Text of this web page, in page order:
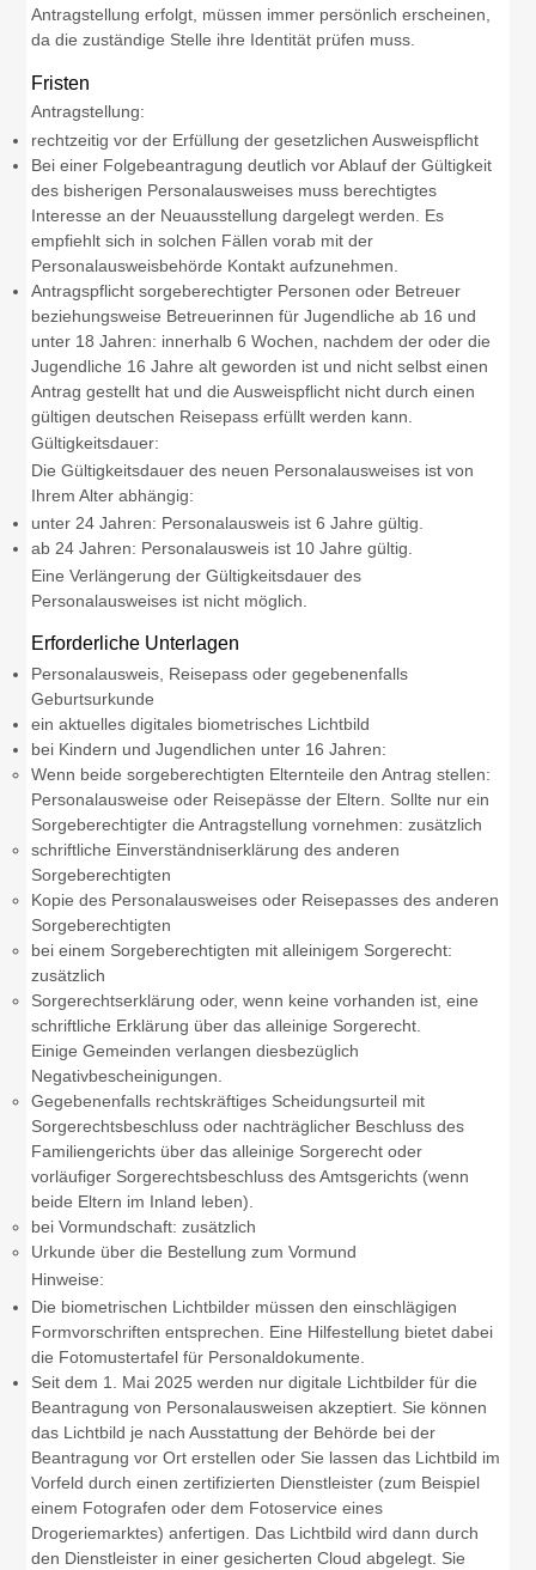
Antragstellung erfolgt, müssen immer persönlich erscheinen,
da die zuständige Stelle ihre Identität prüfen muss.
Fristen
Antragstellung:
rechtzeitig vor der Erfüllung der gesetzlichen Ausweispflicht
Bei einer Folgebeantragung deutlich vor Ablauf der Gültigkeit
des bisherigen Personalausweises muss berechtigtes
Interesse an der Neuausstellung dargelegt werden. Es
empfiehlt sich in solchen Fällen vorab mit der
Personalausweisbehörde Kontakt aufzunehmen.
Antragspflicht sorgeberechtigter Personen oder Betreuer
beziehungsweise Betreuerinnen für Jugendliche ab 16 und
unter 18 Jahren: innerhalb 6 Wochen, nachdem der oder die
Jugendliche 16 Jahre alt geworden ist und nicht selbst einen
Antrag gestellt hat und die Ausweispflicht nicht durch einen
gültigen deutschen Reisepass erfüllt werden kann.
Gültigkeitsdauer:
Die Gültigkeitsdauerdes neuen Personalausweises ist von
Ihrem Alter abhängig:
unter 24 Jahren: Personalausweis ist 6 Jahre gültig.
ab 24 Jahren: Personalausweis ist 10 Jahre gültig.
Eine Verlängerung der Gültigkeitsdauer des
Personalausweises ist nicht möglich.
Erforderliche Unterlagen
Personalausweis, Reisepass odergegebenenfalls
Geburtsurkunde
ein aktuelles digitales biometrisches Lichtbild
bei Kindern und Jugendlichen unter 16 Jahren:
Wenn beide sorgeberechtigten Elternteile den Antrag stellen:
Personalausweise oder Reisepässe der Eltern. Sollte nur ein
Sorgeberechtigter die Antragstellung vornehmen: zusätzlich
schriftliche Einverständniserklärung des anderen
Sorgeberechtigten
Kopie des Personalausweises oder Reisepasses des anderen
Sorgeberechtigten
bei einem Sorgeberechtigten mit alleinigem Sorgerecht:
zusätzlich
Sorgerechtserklärung oder, wenn keine vorhanden ist, eine
schriftliche Erklärung über das alleinige Sorgerecht.
Einige Gemeinden verlangen diesbezüglich
Negativbescheinigungen.
Gegebenenfalls rechtskräftiges Scheidungsurteil mit
Sorgerechtsbeschluss oder nachträglicher Beschluss des
Familiengerichts über das alleinige Sorgerecht oder
vorläufiger Sorgerechtsbeschluss des Amtsgerichts (wenn
beide Eltern im Inland leben).
bei Vormundschaft: zusätzlich
Urkunde über die Bestellung zum Vormund
Hinweise:
Die biometrischen Lichtbilder müssen den einschlägigen
Formvorschriften entsprechen. Eine Hilfestellung bietet dabei
die Fotomustertafel für Personaldokumente.
Seit dem 1. Mai 2025 werden nur digitale Lichtbilder für die
Beantragung von Personalausweisen akzeptiert. Sie können
das Lichtbild je nach Ausstattung der Behörde bei der
Beantragung vor Ort erstellen oder Sie lassen das Lichtbild im
Vorfeld durch einen zertifizierten Dienstleister (zum Beispiel
einem Fotografen oder dem Fotoservice eines
Drogeriemarktes) anfertigen. Das Lichtbild wird dann durch
den Dienstleister in einer gesicherten Cloud abgelegt. Sie